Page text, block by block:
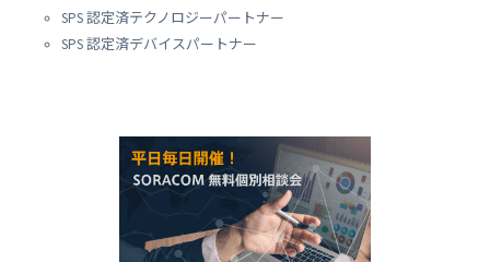
SPS 認定済テクノロジーパートナー
SPS 認定済デバイスパートナー